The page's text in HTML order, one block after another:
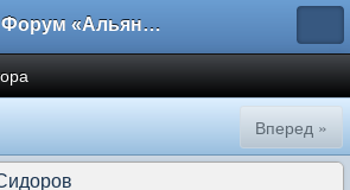
Форум «Альянса вольных переводчиков»
Вперед »